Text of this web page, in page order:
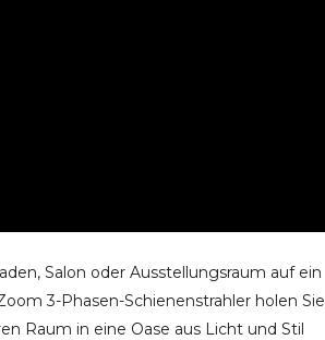
Salon oder Ausstellungsraum auf ein
3-Phasen-Schienenstrahler holen Sie
Raum in eine Oase aus Licht und Stil